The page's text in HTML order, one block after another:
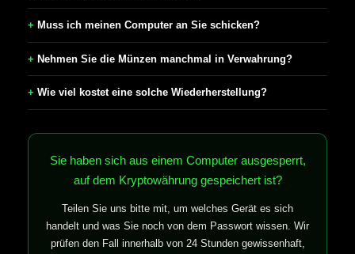
Muss ich meinen Computer an Sie schicken?
Nehmen Sie die Münzen manchmal in Verwahrung?
Wie viel kostet eine solche Wiederherstellung?
Sie haben sich aus einem Computer ausgesperrt,
auf dem Kryptowährung gespeichert ist?
Teilen Sie uns bitte mit, um welches Gerät es sich
handelt und was Sie noch von dem Passwort wissen. Wir
prüfen den Fall innerhalb von 24 Stunden gewissenhaft,